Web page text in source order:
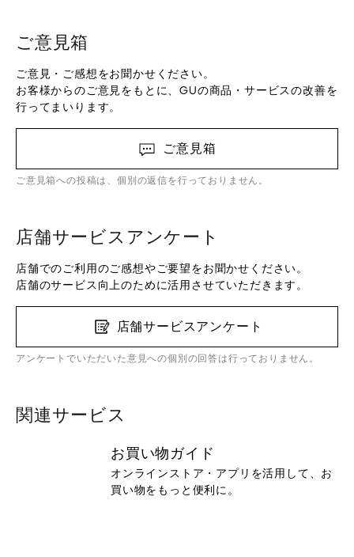
ご意見箱
ご意見・ご感想をお聞かせください。
お客様からのご意見をもとに、GUの商品・サービスの改善を
行ってまいります。
ご意見箱
ご意見箱への投稿は、個別の返信を行っておりません。
店舗サービスアンケート
店舗でのご利用のご感想やご要望をお聞かせください。
店舗のサービス向上のために活用させていただきます。
店舗サービスアンケート
アンケートでいただいた意見への個別の回答は行っておりません。
関連サービス
お買い物ガイド
オンラインストア・アプリを活用して、お
買い物をもっと便利に。